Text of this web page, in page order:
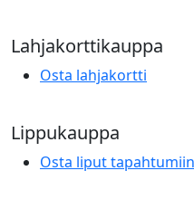
Lahjakorttikauppa
Osta lahjakortti
Lippukauppa
Osta liput tapahtumiin